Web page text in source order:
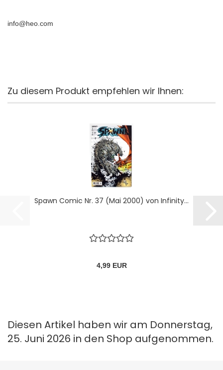
info@heo.com
Zu diesem Produkt empfehlen wir Ihnen:
Spawn Comic Nr. 37 (Mai 2000) von Infinity...
4,99 EUR
Diesen Artikel haben wir am Donnerstag,
25. Juni 2026 in den Shop aufgenommen.